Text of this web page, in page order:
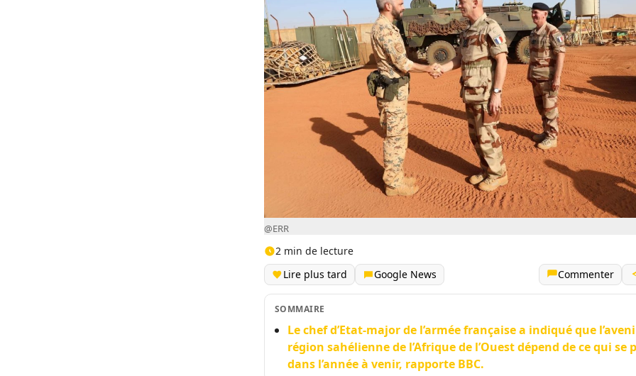
@ERR
2 min de lecture
Lire plus tard
Google News Commenter
SOMMAIRE
Le chef d’Etat-major de l’armée française a indiqué que
région sahélienne de l’Afrique de l’Ouest dépend de ce qui se
dans l’année à venir, rapporte BBC.